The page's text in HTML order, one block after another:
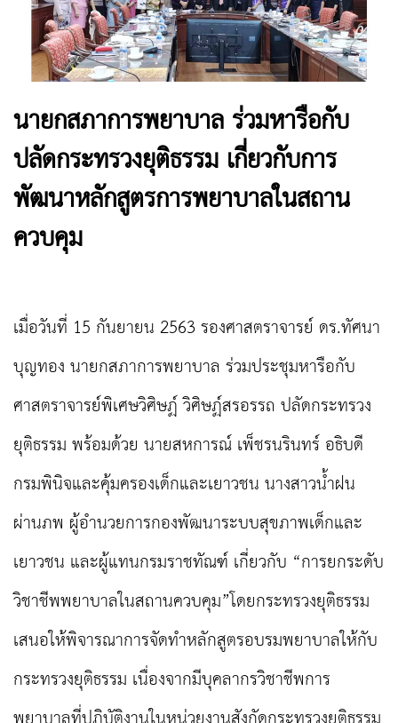
นายกสภาการพยาบาล ร่วมหารือกับ
ปลัดกระทรวงยุติธรรม เกี่ยวกับการ
พัฒนาหลักสูตรการพยาบาลในสถาน
ควบคุม
เมื่อวันที่ 15 กันยายน 2563 รองศาสตราจารย์ ดร.ทัศนา
บุญทอง นายกสภาการพยาบาล ร่วมประชุมหารือกับ
ศาสตราจารย์พิเศษวิศิษฏ์ วิศิษฏ์สรอรรถ ปลัดกระทรวง
ยุติธรรม พร้อมด้วย นายสหการณ์ เพ็ชรนรินทร์ อธิบดี
กรมพินิจและคุ้มครองเด็กและเยาวชน นางสาวน้ำฝน
ผ่านภพ ผู้อำนวยการกองพัฒนาระบบสุขภาพเด็กและ
เยาวชน และผู้แทนกรมราชทัณฑ์ เกี่ยวกับ “การยกระดับ
วิชาชีพพยาบาลในสถานควบคุม”โดยกระทรวงยุติธรรม
เสนอให้พิจารณาการจัดทำหลักสูตรอบรมพยาบาลให้กับ
กระทรวงยุติธรรม เนื่องจากมีบุคลากรวิชาชีพการ